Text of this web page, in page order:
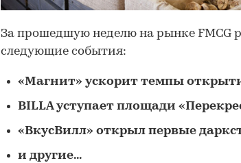
За прошедшую неделю на рынке FMCG
следующие события:​​​
«Магнит» ускорит темпы
BILLA уступает площади
«ВкусВилл» открыл первые
​и другие...